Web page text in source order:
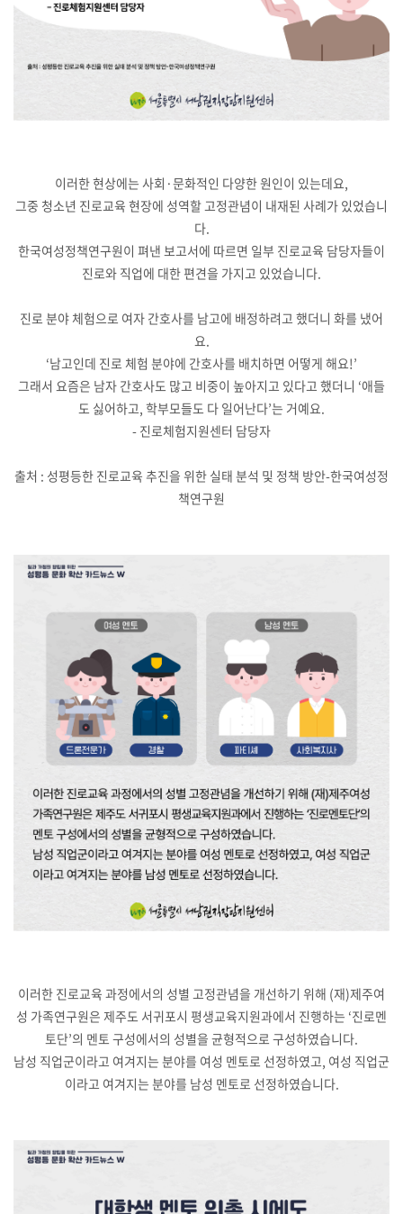
이러한 현상에는 사회·문화적인 다양한 원인이 있는데요,
그중 청소년 진로교육 현장에 성역할 고정관념이 내재된 사례가 있었습니
다.
한국여성정책연구원이 펴낸 보고서에 따르면 일부 진로교육 담당자들이
진로와 직업에 대한 편견을 가지고 있었습니다.
진로 분야 체험으로 여자 간호사를 남고에 배정하려고 했더니 화를 냈어
요.
‘남고인데 진로 체험 분야에 간호사를 배치하면 어떻게 해요!’
그래서 요즘은 남자 간호사도 많고 비중이 높아지고 있다고 했더니 ‘애들
도 싫어하고, 학부모들도 다 일어난다’는 거예요.
- 진로체험지원센터 담당자
출처 : 성평등한 진로교육 추진을 위한 실태 분석 및 정책 방안-한국여성정
책연구원
이러한 진로교육 과정에서의 성별 고정관념을 개선하기 위해 (재)제주여
성 가족연구원은 제주도 서귀포시 평생교육지원과에서 진행하는 ‘진로멘
토단’의 멘토 구성에서의 성별을 균형적으로 구성하였습니다.
남성 직업군이라고 여겨지는 분야를 여성 멘토로 선정하였고, 여성 직업군
이라고 여겨지는 분야를 남성 멘토로 선정하였습니다.